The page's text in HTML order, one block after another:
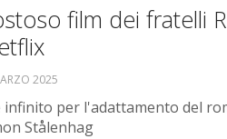
film dei fratelli
2025
per l'adattamento del
Stålenhag